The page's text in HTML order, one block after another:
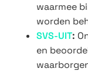
waarmee
worden
SVS-UIT:
en